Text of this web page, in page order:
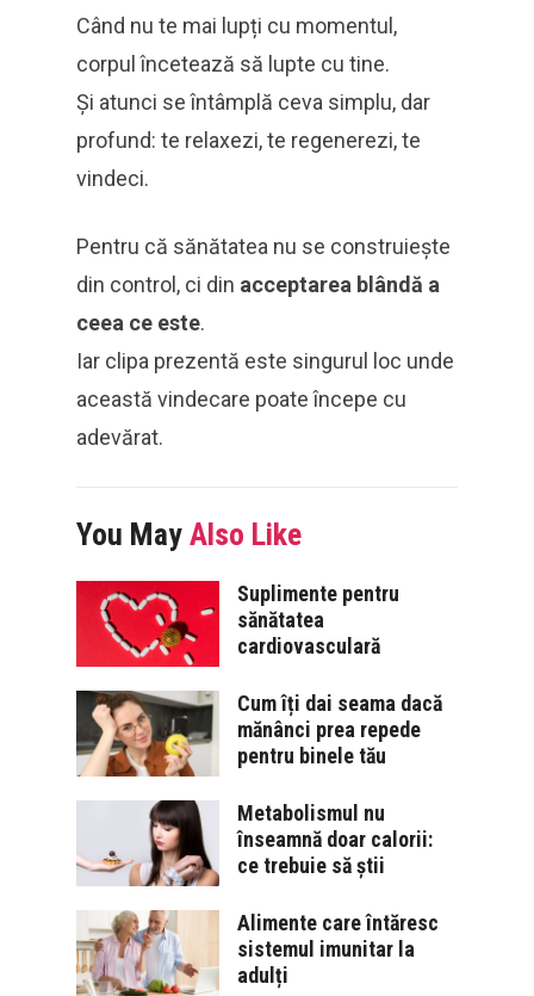
Când nu te mai lupți cu momentul,
corpul încetează să lupte cu tine.
Și atunci se întâmplă ceva simplu, dar
profund: te relaxezi, te regenerezi, te
vindeci.
Pentru că sănătatea nu se construiește
din control, ci din acceptarea blândă a
ceea ce este.
Iar clipa prezentă este singurul loc unde
această vindecare poate începe cu
adevărat.
You May Also Like
Suplimente pentru
sănătatea
cardiovasculară
Cum îți dai seama dacă
mănânci prea repede
pentru binele tău
Metabolismul nu
înseamnă doar calorii:
ce trebuie să știi
Alimente care întăresc
sistemul imunitar la
adulți